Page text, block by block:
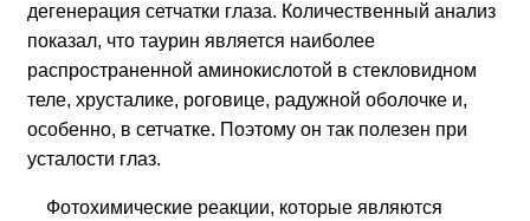
дегенерация сетчатки глаза. Количественный анализ
показал, что таурин является наиболее
распространенной аминокислотой в стекловидном
теле, хрусталике, роговице, радужной оболочке и,
особенно, в сетчатке. Поэтому он так полезен при
усталости глаз.
Фотохимические реакции, которые являются